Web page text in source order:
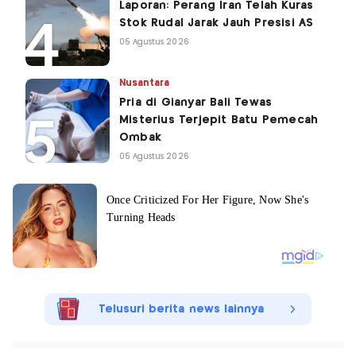
Laporan: Perang Iran Telah Kuras
Stok Rudal Jarak Jauh Presisi AS
05 Agustus 2026
Nusantara
Pria di Gianyar Bali Tewas
Misterius Terjepit Batu Pemecah
Ombak
05 Agustus 2026
Telusuri berita news lainnya